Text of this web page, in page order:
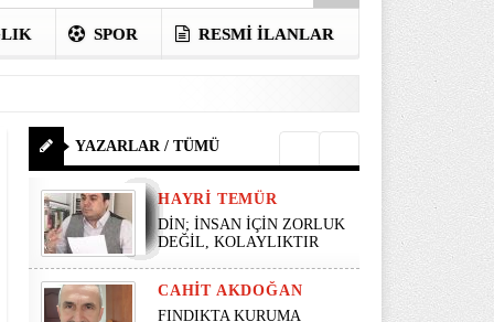
SPOR RESMI İLANLAR
YAZARLAR / TÜMÜ
HAYRI TEMÜR
DİN; İNSAN İÇİN ZORLUK
DEĞİL, KOLAYLIKTIR
CAHIT AKDOĞAN
FINDIKTA KURUMA